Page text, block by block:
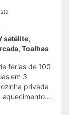
satélite,
Toalhas
férias de 100
em 3
privada
aquecimento